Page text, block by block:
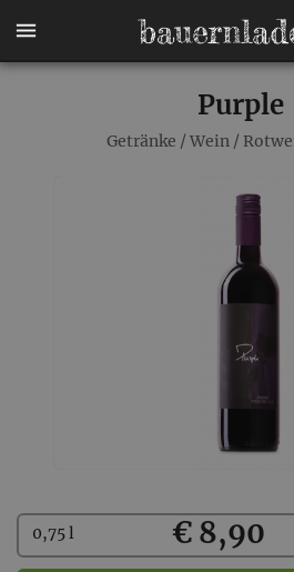
Purple
Getränke / Wein /
Kaufen
0,75 l € 8,90